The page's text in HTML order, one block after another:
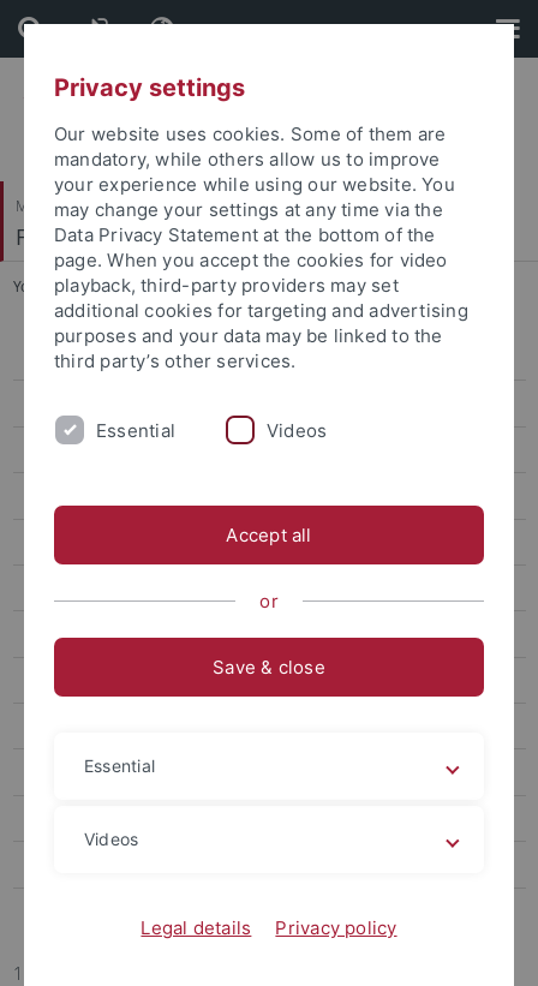
Skip
to
content
Skip
to
footer
Mathematisch-Naturwissenschaftliche Fakultät
Fachbereich Chemie
You are here: Startseite ... Didaktik der Chemie
Arbeitskreis
Publikationen
MINT-Cluster "MINT me!"
Materialien
11.07.2025
Privacy settings
Our website uses cookies. Some of them are
mandatory, while others allow us to improve
your experience while using our website. You
may change your settings at any time via the
Data Privacy Statement at the bottom of the
page. When you accept the cookies for video
playback, third-party providers may set
additional cookies for targeting and advertising
purposes and your data may be linked to the
third party’s other services.
Essential Videos
Accept all
or
Save & close
Essential
Videos
Legal details Privacy policy